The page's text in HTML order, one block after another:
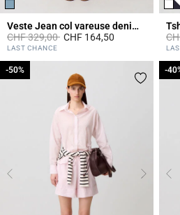
Veste Jean col vareuse denim clair
Prix réduit à partir de
CHF 329,00àCHF 164,50
3.4 out of 5 Customer Rating
LAST CHANCE
5
-50%
-50% --